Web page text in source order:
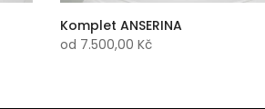
Komplet ANSERINA
od 7.500,00 Kč